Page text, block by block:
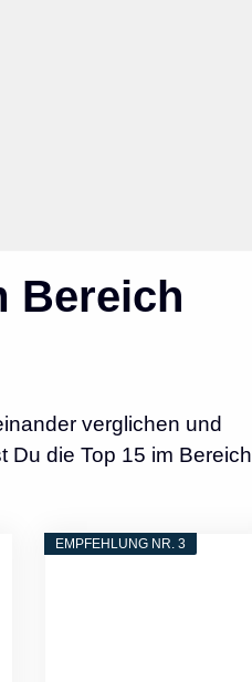
Bereich
verglichen und
Du die Top 15 im Bereich
EMPFEHLUNG NR. 3